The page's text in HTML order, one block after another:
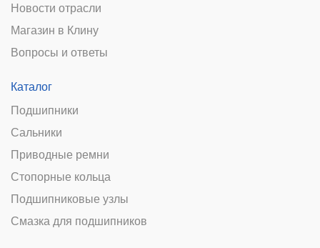
Новости отрасли
Магазин в Клину
Вопросы и ответы
Каталог
Подшипники
Сальники
Приводные ремни
Стопорные кольца
Подшипниковые узлы
Смазка для подшипников